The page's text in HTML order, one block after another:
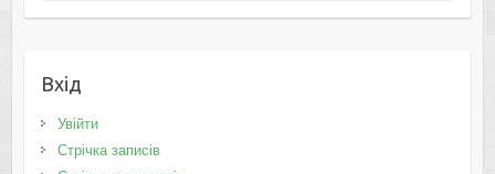
Вхід
Увійти
Стрічка записів